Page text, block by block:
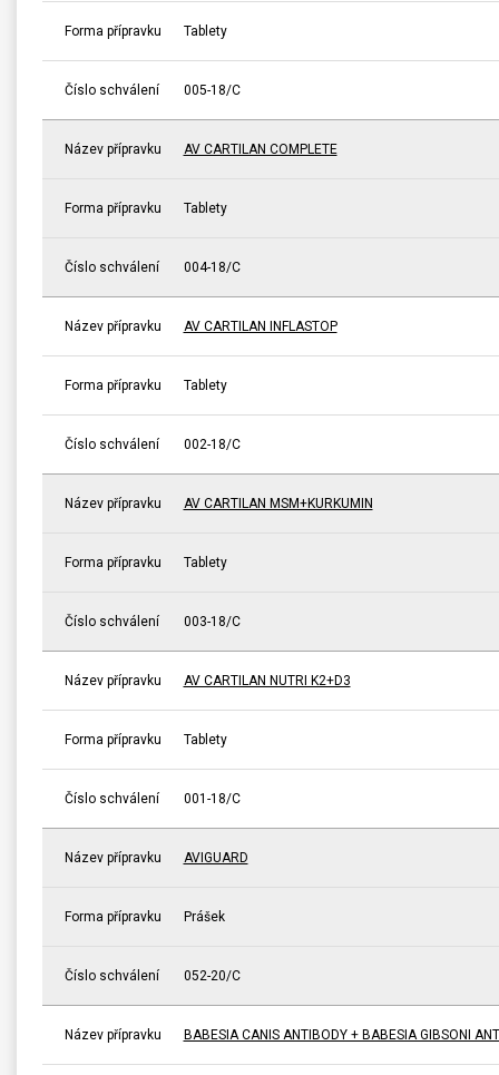
Forma přípravku Tablety
Číslo schválení 005-18/C
Název přípravku AV CARTILAN COMPLETE
Forma přípravku Tablety
Číslo schválení 004-18/C
Název přípravku AV CARTILAN INFLASTOP
Forma přípravku Tablety
Číslo schválení 002-18/C
Název přípravku AV CARTILAN MSM+KURKUMIN
Forma přípravku Tablety
Číslo schválení 003-18/C
Název přípravku AV CARTILAN NUTRI K2+D3
Forma přípravku Tablety
Číslo schválení 001-18/C
Název přípravku AVIGUARD
Forma přípravku Prášek
Číslo schválení 052-20/C
Název přípravku BABESIA CANIS ANTIBODY + BABESIA GIBSONI